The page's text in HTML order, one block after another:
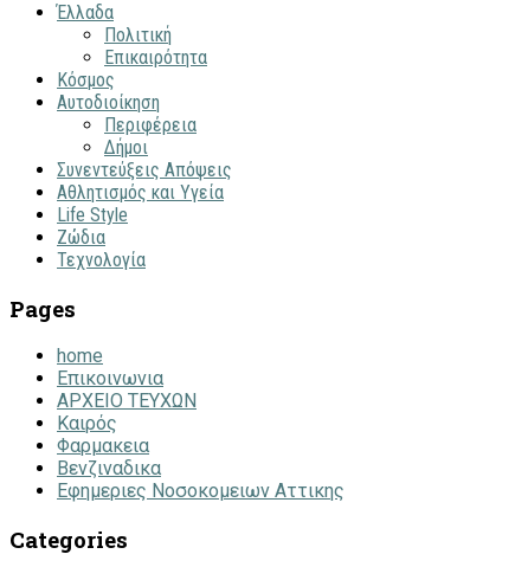
Έλλαδα
Πολιτική
Επικαιρότητα
Κόσμος
Αυτοδιοίκηση
Περιφέρεια
Δήμοι
Συνεντεύξεις Απόψεις
Αθλητισμός και Υγεία
Life Style
Ζώδια
Τεχνολογία
Pages
home
Επικοινωνια
ΑΡΧΕΙΟ ΤΕΥΧΩΝ
Καιρός
Φαρμακεια
Βενζιναδικα
Εφημεριες Νοσοκομειων Αττικης
Categories